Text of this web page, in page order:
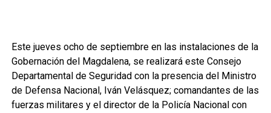
Este jueves ocho de septiembre en las instalaciones de la
Gobernación del Magdalena, se realizará este Consejo
Departamental de Seguridad con la presencia del Ministro
de Defensa Nacional, Iván Velásquez; comandantes de las
fuerzas militares y el director de la Policía Nacional con